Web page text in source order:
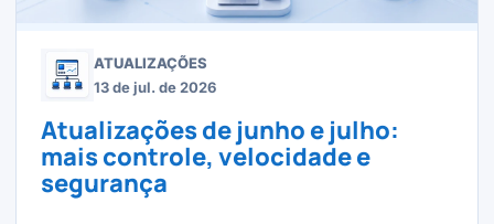
ATUALIZAÇÕES
13 de jul. de 2026
Atualizações de junho e julho:
mais controle, velocidade e
segurança